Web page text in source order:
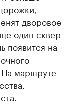
дворовое
один сквер
появится на
маршруте